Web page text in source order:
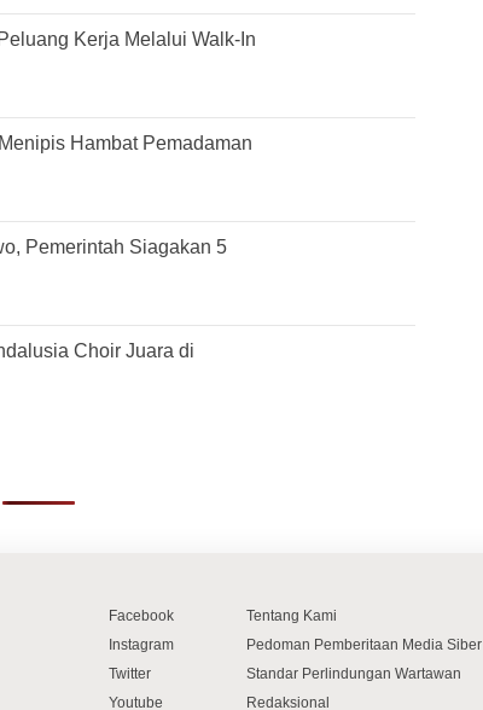
Kerja Melalui Walk-In
Hambat Pemadaman
Pemerintah Siagakan 5
Choir Juara di
Facebook
Instagram
Twitter
Youtube
Tentang Kami
Pedoman Pemberitaan Media Siber
Standar Perlindungan Wartawan
Redaksional